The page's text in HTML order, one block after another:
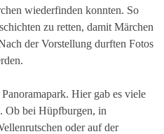
wiederfinden konnten. So
zu retten, damit Märchen
der Vorstellung durften Fotos
Hier gab es viele
Ob bei Hüpfburgen, in
oder auf der